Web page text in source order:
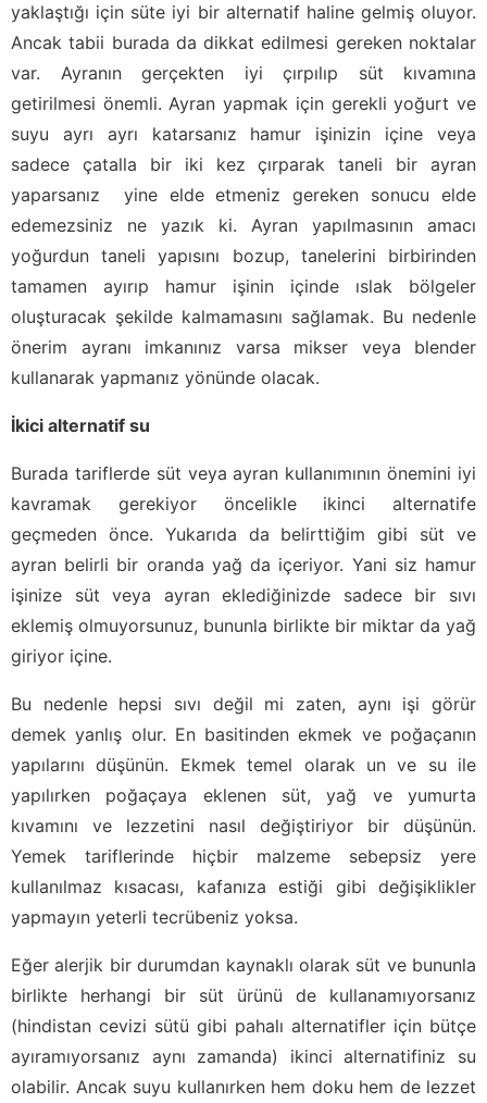
yaklaştığı için süte iyi bir alternatif haline gelmiş oluyor.
Ancak tabii burada da dikkat edilmesi gereken noktalar
var. Ayranın gerçekten iyi çırpılıp süt kıvamına
getirilmesi önemli. Ayran yapmak için gerekli yoğurt ve
suyu ayrı ayrı katarsanız hamur işinizin içine veya
sadece çatalla bir iki kez çırparak taneli bir ayran
yaparsanız yine elde etmeniz gereken sonucu elde
edemezsiniz ne yazık ki. Ayran yapılmasının amacı
yoğurdun taneli yapısını bozup, tanelerini birbirinden
tamamen ayırıp hamur işinin içinde ıslak bölgeler
oluşturacak şekilde kalmamasını sağlamak. Bu nedenle
önerim ayranı imkanınız varsa mikser veya blender
kullanarak yapmanız yönünde olacak.
İkici alternatif su
Burada tariflerde süt veya ayran kullanımının önemini iyi
kavramak gerekiyor öncelikle ikinci alternatife
geçmeden önce. Yukarıda da belirttiğim gibi süt ve
ayran belirli bir oranda yağ da içeriyor. Yani siz hamur
işinize süt veya ayran eklediğinizde sadece bir sıvı
eklemiş olmuyorsunuz, bununla birlikte bir miktar da yağ
giriyor içine.
Bu nedenle hepsi sıvı değil mi zaten, aynı işi görür
demek yanlış olur. En basitinden ekmek ve poğaçanın
yapılarını düşünün. Ekmek temel olarak un ve su ile
yapılırken poğaçaya eklenen süt, yağ ve yumurta
kıvamını ve lezzetini nasıl değiştiriyor bir düşünün.
Yemek tariflerinde hiçbir malzeme sebepsiz yere
kullanılmaz kısacası, kafanıza estiği gibi değişiklikler
yapmayın yeterli tecrübeniz yoksa.
Eğer alerjik bir durumdan kaynaklı olarak süt ve bununla
birlikte herhangi bir süt ürünü de kullanamıyorsanız
(hindistan cevizi sütü gibi pahalı alternatifler için bütçe
ayıramıyorsanız aynı zamanda) ikinci alternatifiniz su
olabilir. Ancak suyu kullanırken hem doku hem de lezzet